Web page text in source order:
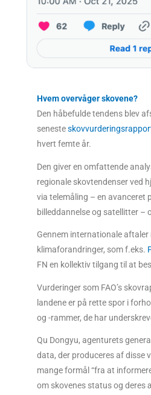
Hvem overvåger skovene?
Den håbefulde tendens blev
seneste
hvert femte år.
Den giver en omfattende
regionale skovtendenser ved
via telemåling – en avanceret
billeddannelse og satellitter –
Gennem internationale aftaler
klimaforandringer, som f.eks.
FN en kollektiv tilgang til at
Vurderinger som FAO’s
landene er på rette spor i
og -rammer, de har
Qu Dongyu, agenturets
data, der produceres af disse
mange formål “fra at
om skovenes status og